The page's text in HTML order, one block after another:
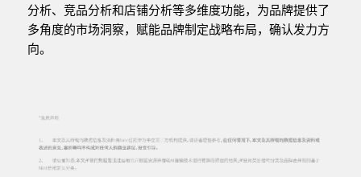
分析、竞品分析和店铺分析等多维度功能，为品牌提供了
多角度的市场洞察，赋能品牌制定战略布局，确认发力方
向。